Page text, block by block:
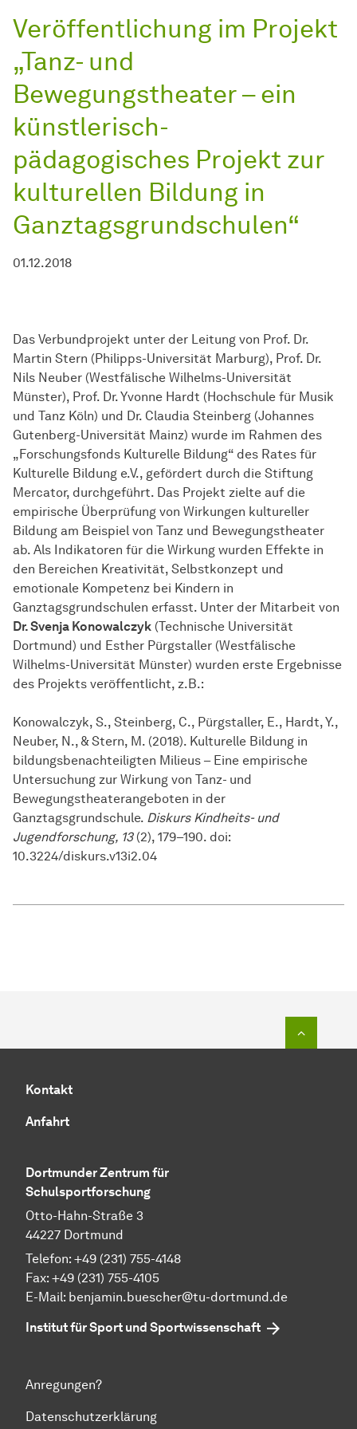
Veröffentlichung im Projekt
„Tanz- und
Bewegungstheater – ein
künstlerisch-
pädagogisches Projekt zur
kulturellen Bildung in
Ganztagsgrundschulen“
01.12.2018
Das Verbundprojekt unter der Leitung von Prof. Dr.
Martin Stern (Philipps-Universität Marburg), Prof. Dr.
Nils Neuber (Westfälische Wilhelms-Universität
Münster), Prof. Dr. Yvonne Hardt (Hochschule für Musik
und Tanz Köln) und Dr. Claudia Steinberg (Johannes
Gutenberg-Universität Mainz) wurde im Rahmen des
„Forschungsfonds Kulturelle Bildung“ des Rates für
Kulturelle Bildung e.V., gefördert durch die Stiftung
Mercator, durchgeführt. Das Projekt zielte auf die
empirische Überprüfung von Wirkungen kultureller
Bildung am Beispiel von Tanz und Bewegungstheater
ab. Als Indikatoren für die Wirkung wurden Effekte in
den Bereichen Kreativität, Selbstkonzept und
emotionale Kompetenz bei Kindern in
Ganztagsgrundschulen erfasst. Unter der Mitarbeit von
Dr. Svenja Konowalczyk (Technische Universität
Dortmund) und Esther Pürgstaller (Westfälische
Wilhelms-Universität Münster) wurden erste Ergebnisse
des Projekts veröffentlicht, z.B.:
Konowalczyk, S., Steinberg, C., Pürgstaller, E., Hardt, Y.,
Neuber, N., & Stern, M. (2018). Kulturelle Bildung in
bildungsbenachteiligten Milieus – Eine empirische
Untersuchung zur Wirkung von Tanz- und
Bewegungstheaterangeboten in der
Ganztagsgrundschule. Diskurs Kindheits- und
Jugendforschung, 13(2), 179–190. doi:
10.3224/diskurs.v13i2.04
Kontakt
Anfahrt
Dortmunder Zentrum für
Schulsportforschung
Otto-Hahn-Straße 3
44227 Dortmund
Telefon: +49 (231) 755-4148
Fax: +49 (231) 755-4105
E-Mail: benjamin.buescher@tu-dortmund.de
Institut für Sport und Sportwissenschaft
Anregungen?
Datenschutzerklärung